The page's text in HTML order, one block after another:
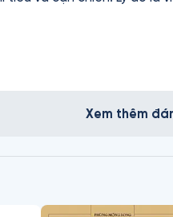
trị được xoắn chặt
trong truyện được thể hiện qua khái niệm
hiện tại và tương lai
bí, chính trị phong
tựa lưng thoải mái, đeo tai nghe, và để
Xem thêm